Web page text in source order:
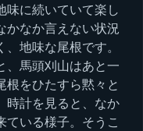
味に続いていて楽し
かなか言えない状況
地味な尾根です。
、馬頭刈山はあと一
根をひたすら黙々と
時計を見ると、なか
ている様子。そうこ